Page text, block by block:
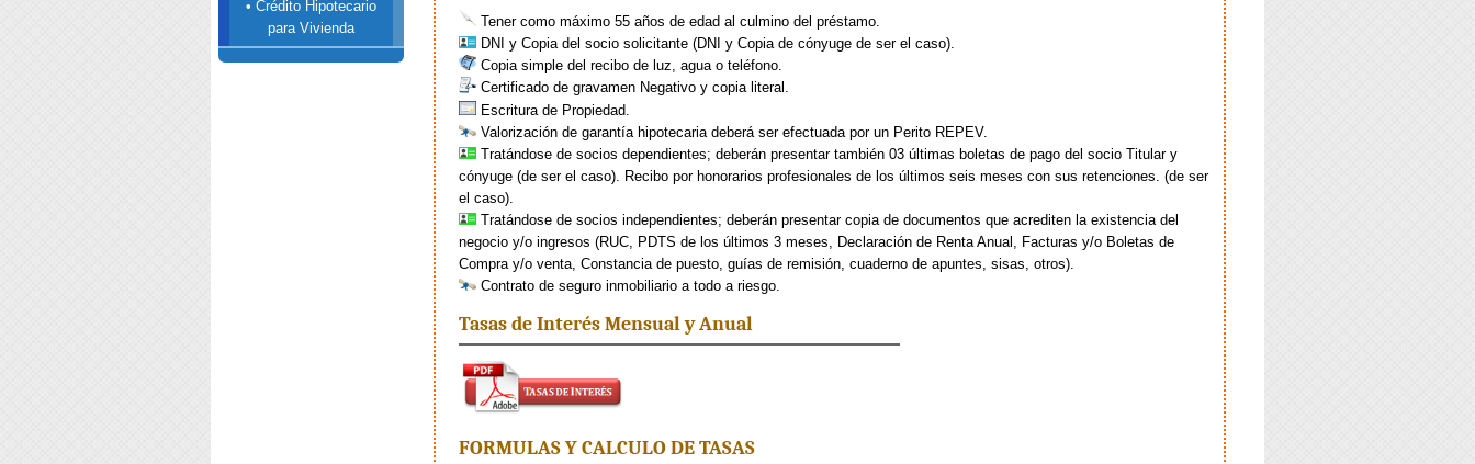
• Crédito Hipotecario
para Vivienda
Tener como máximo 55 años de edad al culmino del préstamo.
DNI y Copia del socio solicitante (DNI y Copia de cónyuge de ser el caso).
Copia simple del recibo de luz, agua o teléfono.
Certificado de gravamen Negativo y copia literal.
Escritura de Propiedad.
Valorización de garantía hipotecaria deberá ser efectuada por un Perito REPEV.
Tratándose de socios dependientes; deberán presentar también 03 últimas boletas de pago del socio Titular y
cónyuge (de ser el caso). Recibo por honorarios profesionales de los últimos seis meses con sus retenciones. (de ser
el caso).
Tratándose de socios independientes; deberán presentar copia de documentos que acrediten la existencia del
negocio y/o ingresos (RUC, PDTS de los últimos 3 meses, Declaración de Renta Anual, Facturas y/o Boletas de
Compra y/o venta, Constancia de puesto, guías de remisión, cuaderno de apuntes, sisas, otros).
Contrato de seguro inmobiliario a todo a riesgo.
Tasas de Interés Mensual y Anual
FORMULAS Y CALCULO DE TASAS